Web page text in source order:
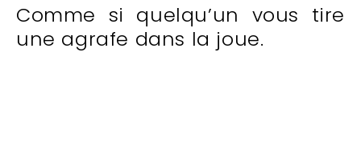
Comme si quelqu’un vous tire
une agrafe dans la joue.